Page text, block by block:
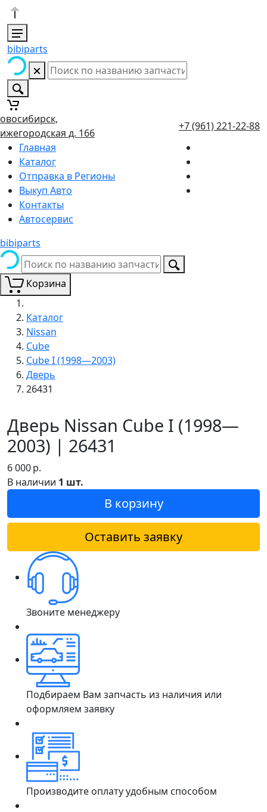
bibiparts
д. 166
+7 (961) 221-22-88
Главная
Каталог
Отправка в Регионы
Выкуп Авто
Контакты
Автосервис
bibiparts
Корзина
Каталог
Nissan
Cube
Cube I (1998—2003)
Дверь
26431
Дверь Nissan Cube I (1998—
2003) | 26431
6 000р.
В наличии 1 шт.
В корзину
Оставить заявку
Звоните менеджеру
Подбираем Вам запчасть из наличия или
оформляем заявку
Производите оплату удобным способом